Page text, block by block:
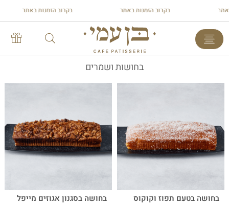
בקרוב הזמנות באתר בקרוב הזמנות באתר
בחושות ושמרים
בחושה בטעם תפוז וקוקוס בחושה בסגנון אגוזים מייפל